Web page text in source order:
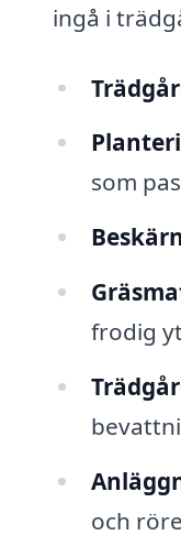
ingå i
som
frodig
och